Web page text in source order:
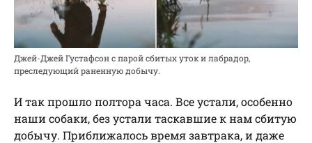
Джей-Джей Густафсон с парой сбитых уток и лабрадор,
преследующий раненную добычу.
И так прошло полтора часа. Все устали, особенно
наши собаки, без устали таскавшие к нам сбитую
добычу. Приближалось время завтрака, и даже